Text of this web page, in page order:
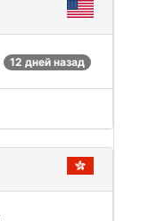
12 дней назад